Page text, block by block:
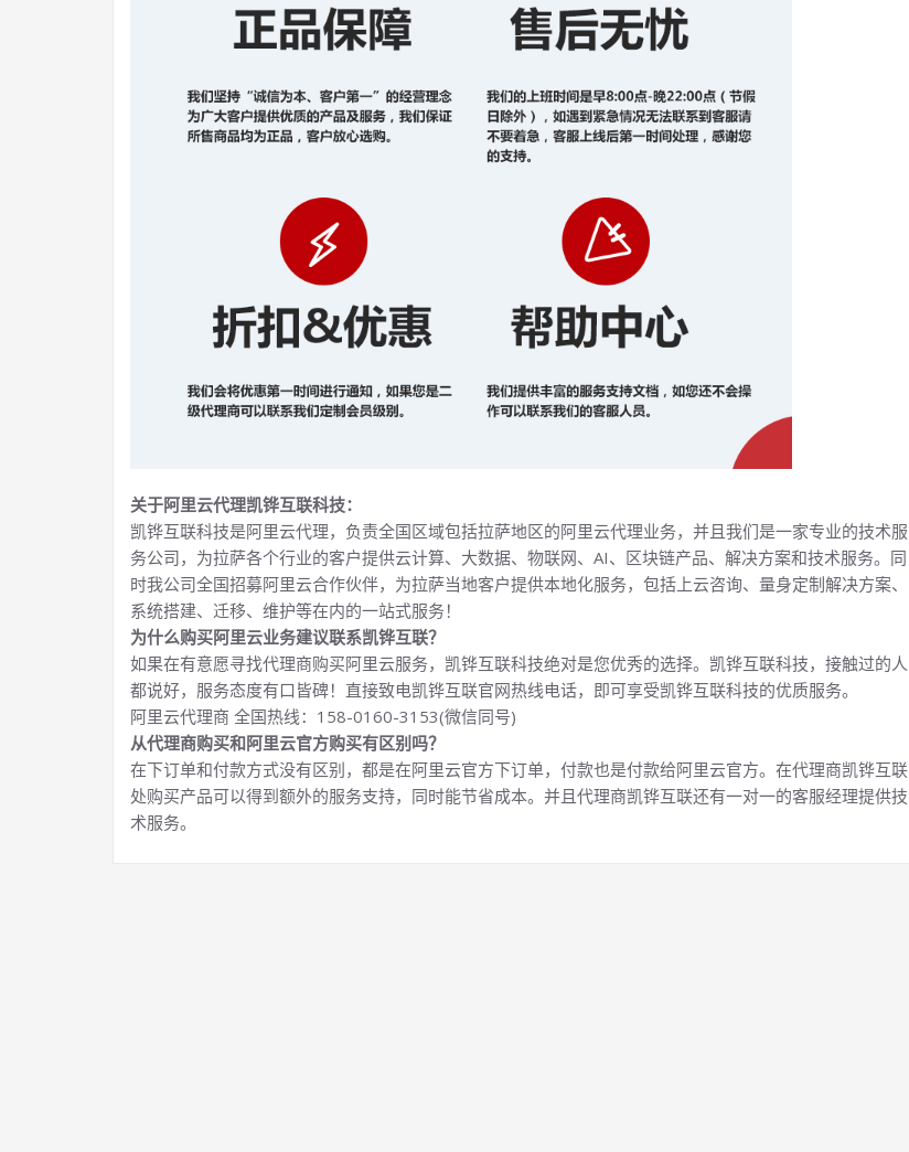
关于阿里云代理凯铧互联科技：
凯铧互联科技是阿里云代理，负责全国区域包括拉萨地区的阿里云代理业务，并且我们是一家专业的技术服
务公司，为拉萨各个行业的客户提供云计算、大数据、物联网、AI、区块链产品、解决方案和技术服务。同
时我公司全国招募阿里云合作伙伴，为拉萨当地客户提供本地化服务，包括上云咨询、量身定制解决方案、
系统搭建、迁移、维护等在内的一站式服务！
为什么购买阿里云业务建议联系凯铧互联？
如果在有意愿寻找代理商购买阿里云服务，凯铧互联科技绝对是您优秀的选择。凯铧互联科技，接触过的人
都说好，服务态度有口皆碑！直接致电凯铧互联官网热线电话，即可享受凯铧互联科技的优质服务。
阿里云代理商 全国热线：158-0160-3153(微信同号)
从代理商购买和阿里云官方购买有区别吗？
在下订单和付款方式没有区别，都是在阿里云官方下订单，付款也是付款给阿里云官方。在代理商凯铧互联
处购买产品可以得到额外的服务支持，同时能节省成本。并且代理商凯铧互联还有一对一的客服经理提供技
术服务。